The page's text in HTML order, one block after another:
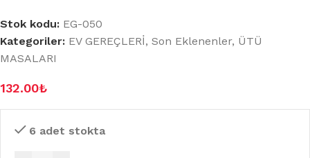
Stok kodu: EG-050
Kategoriler: EV GEREÇLERİ, Son Eklenenler, ÜTÜ
MASALARI
132.00₺
6 adet stokta